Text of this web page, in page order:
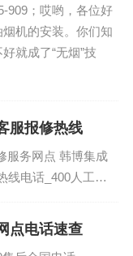
909；哎哟，各位好
机的安装。你们知
就成了“无烟”技
服报修热线
服务网点 韩博集成
线电话_400人工客
点电话速查